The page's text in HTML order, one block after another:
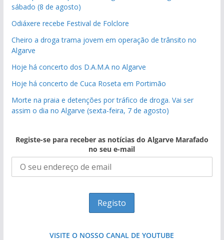
sábado (8 de agosto)
Odiáxere recebe Festival de Folclore
Cheiro a droga trama jovem em operação de trânsito no
Algarve
Hoje há concerto dos D.A.M.A no Algarve
Hoje há concerto de Cuca Roseta em Portimão
Morte na praia e detenções por tráfico de droga. Vai ser
assim o dia no Algarve (sexta-feira, 7 de agosto)
Registe-se para receber as notícias do Algarve Marafado
no seu e-mail
VISITE O NOSSO CANAL DE YOUTUBE